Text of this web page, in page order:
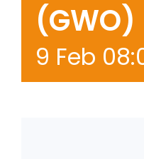
(GWO)
9 Feb